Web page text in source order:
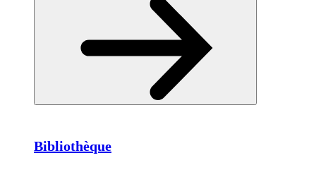
Bibliothèque